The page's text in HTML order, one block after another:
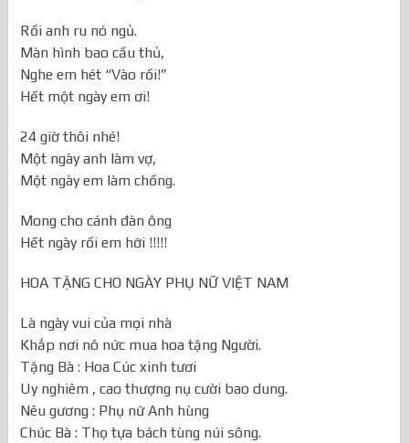
Rồi anh ru nó ngủ.
Màn hình bao cầu thủ,
Nghe em hét “Vào rồi!”
Hết một ngày em ơi!
24 giờ thôi nhé!
Một ngày anh làm vợ,
Một ngày em làm chồng.
Mong cho cánh đàn ông
Hết ngày rồi em hỡi !!!!!
HOA TẶNG CHO NGÀY PHỤ NỮ VIỆT NAM
Là ngày vui của mọi nhà
Khắp nơi nô nức mua hoa tặng Người.
Tặng Bà : Hoa Cúc xinh tươi
Uy nghiêm , cao thượng nụ cười bao dung.
Nêu gương : Phụ nữ Anh hùng
Chúc Bà : Thọ tựa bách tùng núi sông.